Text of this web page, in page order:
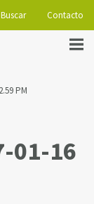
Buscar Contacto
PM
01-16